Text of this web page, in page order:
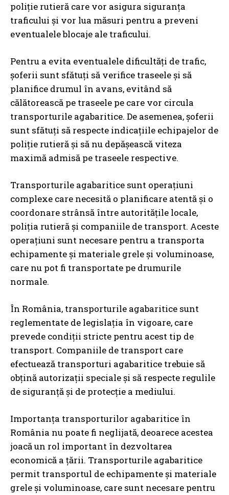
poliție rutieră care vor asigura siguranța
traficului și vor lua măsuri pentru a preveni
eventualele blocaje ale traficului.
Pentru a evita eventualele dificultăți de trafic,
șoferii sunt sfătuți să verifice traseele și să
planifice drumul în avans, evitând să
călătorească pe traseele pe care vor circula
transporturile agabaritice. De asemenea, șoferii
sunt sfătuți să respecte indicațiile echipajelor de
poliție rutieră și să nu depășească viteza
maximă admisă pe traseele respective.
Transporturile agabaritice sunt operațiuni
complexe care necesită o planificare atentă și o
coordonare strânsă între autoritățile locale,
poliția rutieră și companiile de transport. Aceste
operațiuni sunt necesare pentru a transporta
echipamente și materiale grele și voluminoase,
care nu pot fi transportate pe drumurile
normale.
În România, transporturile agabaritice sunt
reglementate de legislația în vigoare, care
prevede condiții stricte pentru acest tip de
transport. Companiile de transport care
efectuează transporturi agabaritice trebuie să
obțină autorizații speciale și să respecte regulile
de siguranță și de protecție a mediului.
Importanța transporturilor agabaritice în
România nu poate fi neglijată, deoarece acestea
joacă un rol important în dezvoltarea
economică a țării. Transporturile agabaritice
permit transportul de echipamente și materiale
grele și voluminoase, care sunt necesare pentru